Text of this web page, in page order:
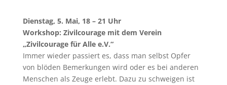
Dienstag, 5. Mai, 18 – 21 Uhr
Workshop: Zivilcourage mit dem Verein
„Zivilcourage für Alle e.V.“
Immer wieder passiert es, dass man selbst Opfer
von blöden Bemerkungen wird oder es bei anderen
Menschen als Zeuge erlebt. Dazu zu schweigen ist